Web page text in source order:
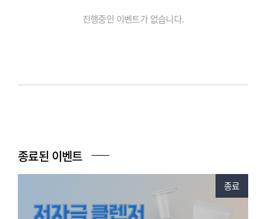
진행중인 이벤트가 없습니다.
종료된 이벤트
종료